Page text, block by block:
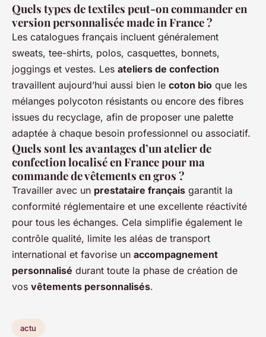
Quels types de textiles peut-on commander en
version personnalisée made in France ?
Les catalogues français incluent généralement
sweats, tee-shirts, polos, casquettes, bonnets,
joggings et vestes. Les ateliers de confection
travaillent aujourd’hui aussi bien le coton bio que les
mélanges polycoton résistants ou encore des fibres
issues du recyclage, afin de proposer une palette
adaptée à chaque besoin professionnel ou associatif.
Quels sont les avantages d’un atelier de
confection localisé en France pour ma
commande de vêtements en gros ?
Travailler avec un prestataire français garantit la
conformité réglementaire et une excellente réactivité
pour tous les échanges. Cela simplifie également le
contrôle qualité, limite les aléas de transport
international et favorise un accompagnement
personnalisé durant toute la phase de création de
vos vêtements personnalisés.
actu